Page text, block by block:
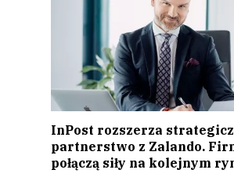
InPost rozszerza
partnerstwo z Zalando.
połączą siły na kolejnym